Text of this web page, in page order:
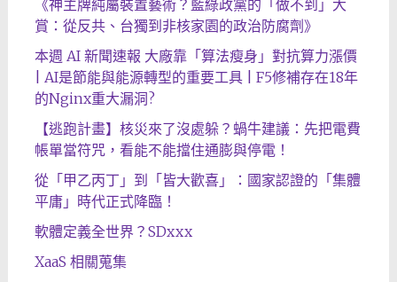
《神主牌純屬裝置藝術？藍綠政黨的「做不到」大
賞：從反共、台獨到非核家園的政治防腐劑》
本週 AI 新聞速報 大廠靠「算法瘦身」對抗算力漲價
| AI是節能與能源轉型的重要工具 | F5修補存在18年
的Nginx重大漏洞?
【逃跑計畫】核災來了沒處躲？蝸牛建議：先把電費
帳單當符咒，看能不能擋住通膨與停電！
從「甲乙丙丁」到「皆大歡喜」：國家認證的「集體
平庸」時代正式降臨！
軟體定義全世界？SDxxx
XaaS 相關蒐集